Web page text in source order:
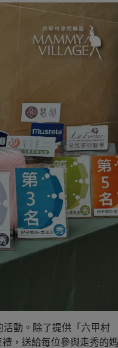
動。除了提供「六甲村
，送給每位參與走秀的媽